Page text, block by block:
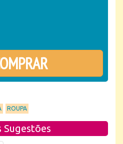
ROUPA
Sugestões